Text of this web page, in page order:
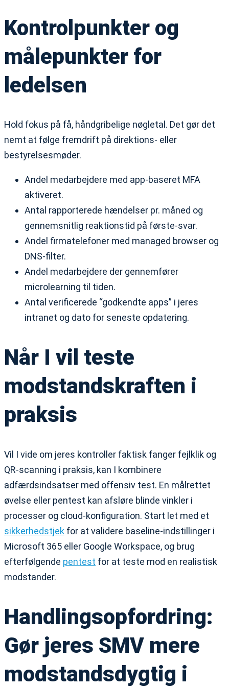
Kontrolpunkter og
målepunkter for
ledelsen
Hold fokus på få, håndgribelige nøgletal. Det gør det
nemt at følge fremdrift på direktions- eller
bestyrelsesmøder.
Andel medarbejdere med app-baseret MFA
aktiveret.
Antal rapporterede hændelser pr. måned og
gennemsnitlig reaktionstid på første-svar.
Andel firmatelefoner med managed browser og
DNS-filter.
Andel medarbejdere der gennemfører
microlearning til tiden.
Antal verificerede “godkendte apps” i jeres
intranet og dato for seneste opdatering.
Når I vil teste
modstandskraften i
praksis
Vil I vide om jeres kontroller faktisk fanger fejlklik og
QR-scanning i praksis, kan I kombinere
adfærdsindsatser med offensiv test. En målrettet
øvelse eller pentest kan afsløre blinde vinkler i
processer og cloud-konfiguration. Start let med et
sikkerhedstjek for at validere baseline-indstillinger i
Microsoft 365 eller Google Workspace, og brug
efterfølgende pentest for at teste mod en realistisk
modstander.
Handlingsopfordring:
Gør jeres SMV mere
modstandsdygtig i